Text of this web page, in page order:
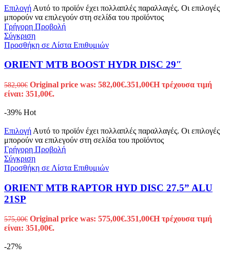
Επιλογή Αυτό το προϊόν έχει πολλαπλές παραλλαγές. Οι επιλογές
μπορούν να επιλεγούν στη σελίδα του προϊόντος
Γρήγορη Προβολή
Σύγκριση
Προσθήκη σε Λίστα Επιθυμιών
ORIENT MTB BOOST HYDR DISC 29″
582,00€ Original price was: 582,00€.351,00€Η τρέχουσα τιμή
είναι: 351,00€.
-39% Hot
Επιλογή Αυτό το προϊόν έχει πολλαπλές παραλλαγές. Οι επιλογές
μπορούν να επιλεγούν στη σελίδα του προϊόντος
Γρήγορη Προβολή
Σύγκριση
Προσθήκη σε Λίστα Επιθυμιών
ORIENT MTB RAPTOR HYD DISC 27.5” ALU
21SP
575,00€ Original price was: 575,00€.351,00€Η τρέχουσα τιμή
είναι: 351,00€.
-27%